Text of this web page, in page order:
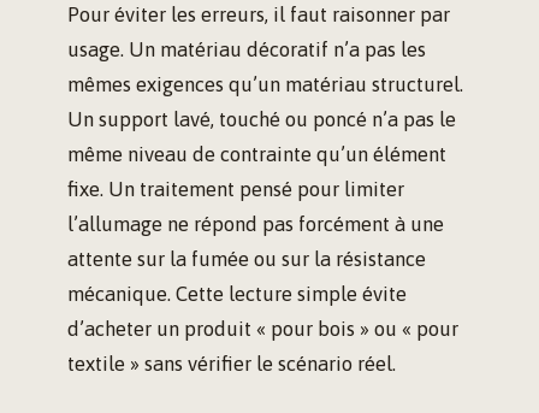
Pour éviter les erreurs, il faut raisonner par
usage. Un matériau décoratif n’a pas les
mêmes exigences qu’un matériau structurel.
Un support lavé, touché ou poncé n’a pas le
même niveau de contrainte qu’un élément
fixe. Un traitement pensé pour limiter
l’allumage ne répond pas forcément à une
attente sur la fumée ou sur la résistance
mécanique. Cette lecture simple évite
d’acheter un produit « pour bois » ou « pour
textile » sans vérifier le scénario réel.